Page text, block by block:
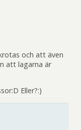
och att även
att lagarna är
Eller?:)